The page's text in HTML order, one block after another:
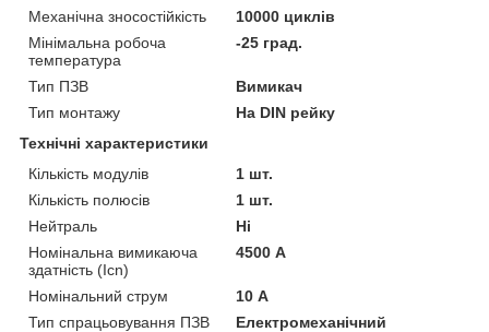
Механічна зносостійкість
10000 циклів
Мінімальна робоча
температура
-25 град.
Тип ПЗВ
Вимикач
Тип монтажу
На DIN рейку
Технічні характеристики
Кількість модулів
1 шт.
Кількість полюсів
1 шт.
Нейтраль
Ні
Номінальна вимикаюча
здатність (Icn)
4500 А
Номінальний струм
10 А
Тип спрацьовування ПЗВ
Електромеханічний